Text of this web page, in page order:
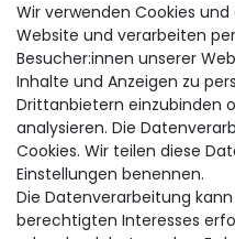
alle Preise
Die durchgestrichenen
Wir verwenden Cookies
Website und verarbeiten
Besucher:innen unserer
Inhalte und Anzeigen zu
Drittanbietern einzubinden
analysieren. Die
Cookies. Wir teilen diese
Einstellungen benennen.
Die Datenverarbeitung
berechtigten Interesses